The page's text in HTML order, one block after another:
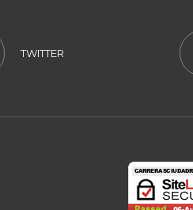
TWITTER